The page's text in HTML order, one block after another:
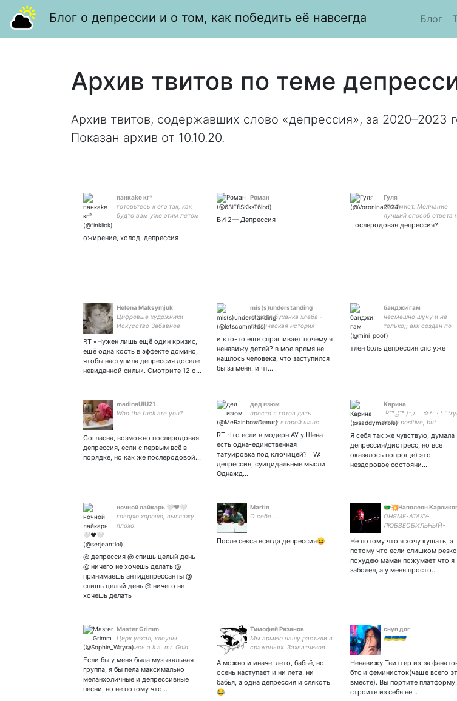
Блог о депрессии и о том, как победить её навсегда Блог
Архив твитов по теме
Архив твитов, содержавших слово «депрессия», за
Показан архив от 10.10.20.
панкake кг²
готовьтесь к егэ так, как
будто вам уже этим летом
#твивник
ожирение, холод, депрессия
Роман
БИ 2— Депрессия
Гуля
Оптимист. Молчание
лучший способ ответа
бессмысленные
Послеродовая депрессия?
Helena Maksymjuk
Цифровые художники
Искусство Забавное
Гуманитарное
Должностные лица и
государственные
учреждения Воспитание
RT «Нужен лишь ещё один кризис,
ещё одна кость в эффекте домино,
чтобы наступила депрессия доселе
невиданной силы». Смотрите 12 о…
mis(s)understanding
каждая буханка хлеба -
трагическая история
стать пивом, но не стали
ёбнутые соулы 😔💅 -
и кто-то еще спрашивает почему я
ненавижу детей? в мое время не
нашлось человека, что заступился
бы за меня. и чт…
банджи гам
несмешно шучу и не
только;; акк создан по
предложению подруги
кайто канарии и комуги
тлен боль депрессия спс уже
madinaUIU21
Who the fuck are you?
Согласна, возможно послеродовая
депрессия, если с первым всё в
порядке, но как же послеродовой…
дед изюм
просто я готов дать
человеку второй шанс.
второй, третий, четвертый,
да хоть двадцатый -
главное на один больше,
чем тебе дадут все
остальные.
RT Что если в модерн АУ у Шена
есть одна-единственная
татуировка под ключицей? TW:
депрессия, суицидальные мысли
Однажд…
Карина
╰( ͡° ͜ʖ ͡° )つ──☆*:・° ˙
to be positive, but
Я себя так же чувствую, думала
депрессия/дистресс, но все
оказалось попроще) это
нездоровое состояни…
ночной лайкарь 🤍❤️🤍
говорю хорошо, выгляжу
плохо
@ депрессия @ спишь целый день
@ ничего не хочешь делать @
принимаешь антидепрессанты @
спишь целый день @ ничего не
хочешь делать
Martin
О себе....
После секса всегда депрессия😆
🐲💥Наполеон
ОНЯМЕ-АТАКУ-
ЛЮБВЕОБИЛЬНЫЙ-
Не потому что я хочу кушать, а
потому что если слишком резко
похудею маман пожумает что я
заболел, а у меня просто…
Master Grimm
Цирк уехал, клоуны
остались a.k.a. mr. Gold
Англоязычный акк -
Если бы у меня была музыкальная
группа, я бы пела максимально
меланхоличные и депрессивные
песни, но не потому что…
Тимофей Рязанов
Мы армию нашу растили в
сраженьях. Захватчиков
Мы в битвах решаем
судьбу поколений, Мы к
славе Отчизну свою
А можно и иначе, лето, бабьё, но
осень наступает и ни лета, ни
бабья, а одна депрессия и слякоть
😂
снуп дог
🇺🇦🇺🇦🇺🇦
Ненавижу Твиттер из-за
бтс и феминисток(чаще всего
вместе). Вы портите
строите из себя не…